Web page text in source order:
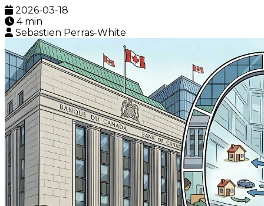
2026-03-18
4 min
Sebastien Perras-White